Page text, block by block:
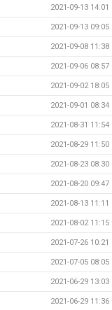
2021-09-13 14:01
2021-09-13 09:05
2021-09-08 11:38
2021-09-06 08:57
2021-09-02 18:05
2021-09-01 08:34
2021-08-31 11:54
2021-08-29 11:50
2021-08-23 08:30
2021-08-20 09:47
2021-08-13 11:11
2021-08-02 11:15
2021-07-26 10:21
2021-07-05 08:05
2021-06-29 13:03
2021-06-29 11:36